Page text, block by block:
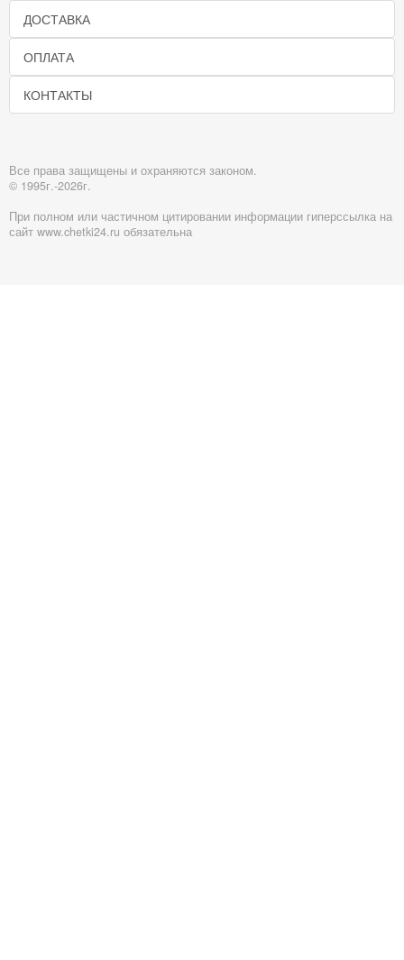
ДОСТАВКА
ОПЛАТА
КОНТАКТЫ
Все права защищены и охраняются законом.
© 1995г.-2026г.
При полном или частичном цитировании информации гиперссылка на
сайт www.chetki24.ru обязательна